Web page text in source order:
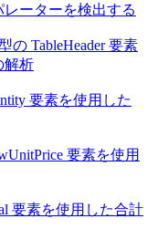
ーターを検出する
の TableHeader 要素
解析
要素を使用した
要素を使用
要素を使用した合計